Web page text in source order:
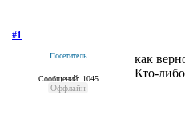
#1
Посетитель
Сообщений: 1045
Оффлайн
как
Кто-